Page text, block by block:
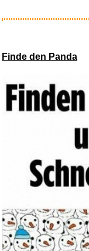
Don
Finde den Panda